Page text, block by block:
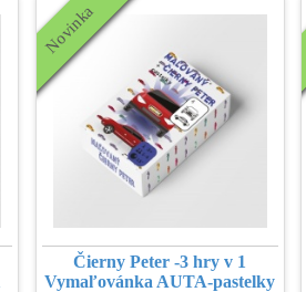
Novinka
Čierny Peter -3 hry v 1
Vymaľovánka AUTA-pastelky